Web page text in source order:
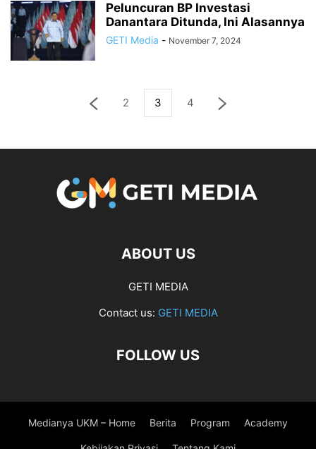
Peluncuran BP Investasi
Danantara Ditunda, Ini Alasannya
GETI Media - November 7, 2024
2 3 4
ABOUT US
GETI MEDIA
Contact us: GETI MEDIA
FOLLOW US
Medianya UKM – Home Berita Program Academy